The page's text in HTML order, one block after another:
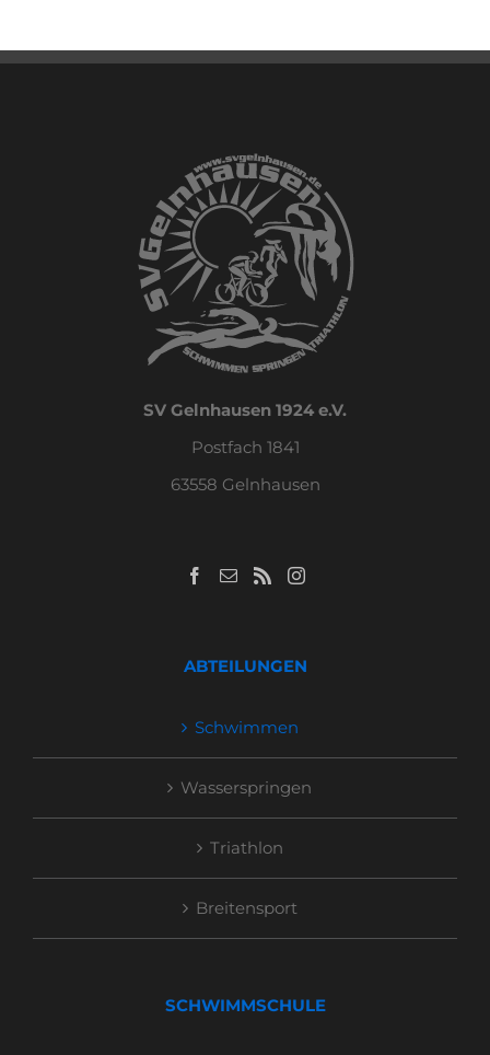
SV Gelnhausen 1924 e.V.
Postfach 1841
63558 Gelnhausen
ABTEILUNGEN
Schwimmen
Wasserspringen
Triathlon
Breitensport
SCHWIMMSCHULE